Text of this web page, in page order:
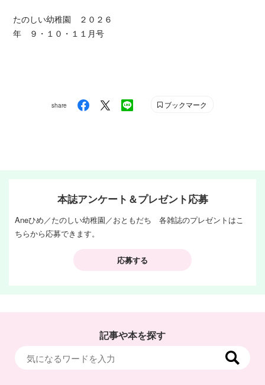
たのしい幼稚園 ２０２６
年 ９・１０・１１月号
share ブックマーク
本誌アンケート＆プレゼント応募
Aneひめ／たのしい幼稚園／おともだち 各雑誌のプレゼントはこ
ちらから応募できます。
応募する
記事や本を探す